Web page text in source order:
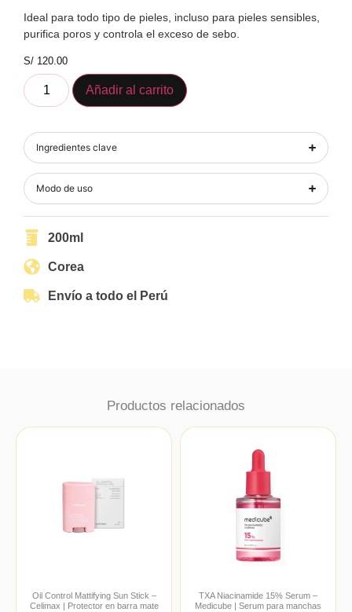
Ideal para todo tipo de pieles, incluso para pieles sensibles,
purifica poros y controla el exceso de sebo.
S/ 120.00
Añadir al carrito
Ingredientes clave
Modo de uso
200ml
Corea
Envío a todo el Perú
Productos relacionados
Oil Control Mattifying Sun Stick –
Celimax | Protector en barra mate
TXA Niacinamide 15% Serum –
Medicube | Serum para manchas